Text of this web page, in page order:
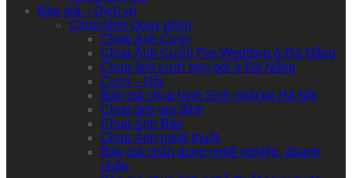
Báo giá – Dịch vụ
Chụp hình Quay phim
Chụp Ảnh Cưới
Chụp Ảnh Cưới| Pre-Wedding ở Đà Nẵng
Chụp ảnh cưới trọn gói ở Đà Nẵng
Cưới – Hỏi
Báo giá chụp hình Sinh nhật tại Hà Nội
Chụp ảnh gia đình
Chụp Ảnh Bầu
Chụp Ảnh nghệ thuật
Báo giá chân dung nghề nghiệp, doanh
nhân